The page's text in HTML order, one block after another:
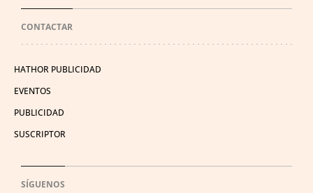
CONTACTAR
HATHOR PUBLICIDAD
EVENTOS
PUBLICIDAD
SUSCRIPTOR
SÍGUENOS